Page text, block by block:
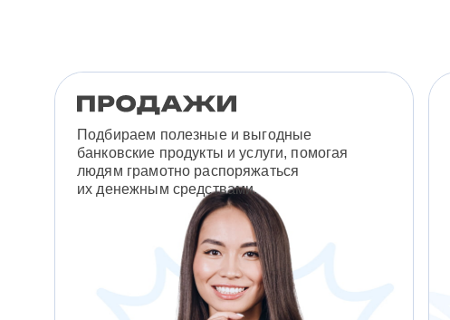
Подбираем полезные и выгодные
банковские продукты и услуги, помогая
людям грамотно распоряжаться
их денежным средствами.